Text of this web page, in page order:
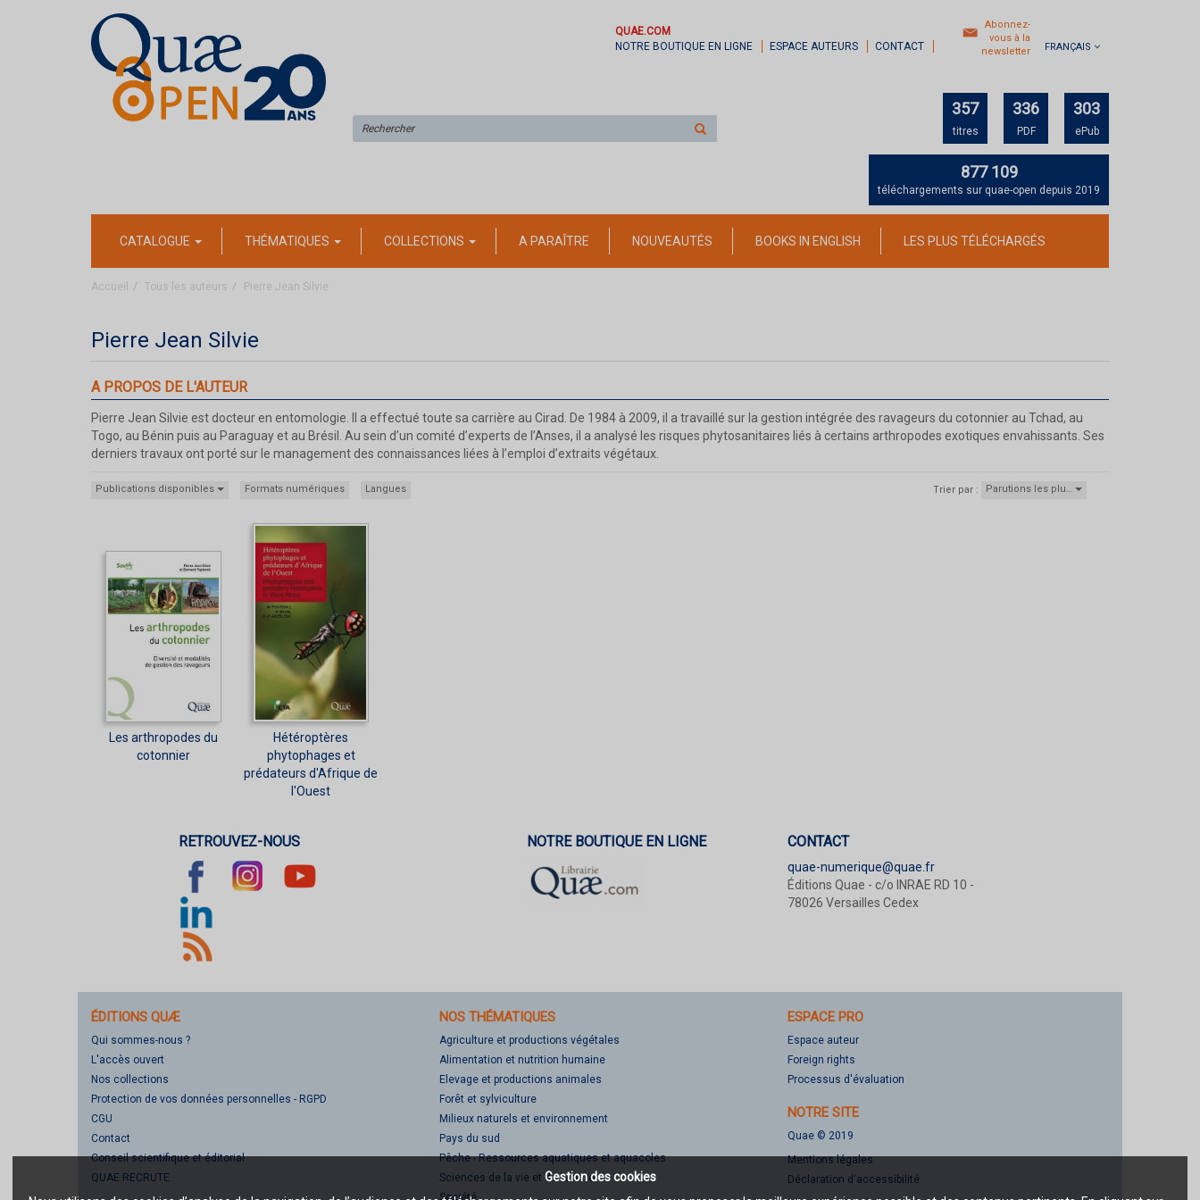
Gestion des cookies
QUAE.COM
NOTRE BOUTIQUE EN LIGNE
ESPACE AUTEURS CONTACT
Abonnez-
vous à la
newsletter
FRANÇAIS
sur
357
titres
336
PDF
303
ePub
877 109
téléchargements sur quae-open depuis 2019
CATALOGUE THÉMATIQUES COLLECTIONS A PARAÎTRE NOUVEAUTÉS BOOKS IN ENGLISH LES PLUS TÉLÉCHARGÉS
Accueil Tous les auteurs Pierre Jean Silvie
Pierre Jean Silvie
A PROPOS DE L'AUTEUR
Pierre Jean Silvie est docteur en entomologie. Il a effectué toute sa carrière au Cirad. De 1984 à 2009, il a travaillé sur la gestion intégrée des ravageurs du cotonnier au Tchad, au
Togo, au Bénin puis au Paraguay et au Brésil. Au sein d’un comité d’experts de l’Anses, il a analysé les risques phytosanitaires liés à certains arthropodes exotiques envahissants. Ses
derniers travaux ont porté sur le management des connaissances liées à l’emploi d’extraits végétaux.
Publications disponibles Formats numériques Langues Trier par : Parutions les plu…
Les arthropodes du
cotonnier
Hétéroptères
phytophages et
prédateurs d'Afrique de
l'Ouest
RETROUVEZ-NOUS NOTRE BOUTIQUE EN LIGNE CONTACT
quae-numerique@quae.fr
Éditions Quae - c/o INRAE RD 10 -
78026 Versailles Cedex
ÉDITIONS QUÆ
Qui sommes-nous ?
L'accès ouvert
Nos collections
Protection de vos données personnelles - RGPD
CGU
Contact
Conseil scientifique et éditorial
QUAE RECRUTE
NOS THÉMATIQUES
Agriculture et productions végétales
Alimentation et nutrition humaine
Elevage et productions animales
Forêt et sylviculture
Milieux naturels et environnement
Pays du sud
Pêche - Ressources aquatiques et aquacoles
Sciences de la vie et de la terre
Société
ESPACE PRO
Espace auteur
Foreign rights
Processus d'évaluation
NOTRE SITE
Quae © 2019
Mentions légales
Déclaration d'accessibilité